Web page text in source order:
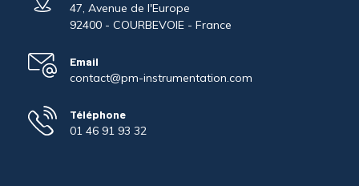
47, Avenue de l'Europe
92400 - COURBEVOIE - France
Email
contact@pm-instrumentation.com
Téléphone
01 46 91 93 32